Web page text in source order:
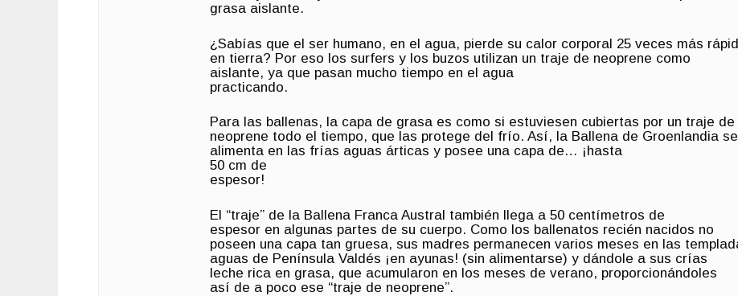
grasa aislante.
¿Sabías que el ser humano, en el agua, pierde su calor corporal 25 veces más
en tierra? Por eso los surfers y los buzos utilizan un traje de neoprene como
aislante, ya que pasan mucho tiempo en el agua
practicando.
Para las ballenas, la capa de grasa es como si estuviesen cubiertas por un traje de
neoprene todo el tiempo, que las protege del frío. Así, la Ballena de Groenlandia se
alimenta en las frías aguas árticas y posee una capa de… ¡hasta
50 cm de
espesor!
El “traje” de la Ballena Franca Austral también llega a 50 centímetros de
espesor en algunas partes de su cuerpo. Como los ballenatos recién nacidos no
poseen una capa tan gruesa, sus madres permanecen varios meses en las
aguas de Península Valdés ¡en ayunas! (sin alimentarse) y dándole a sus crías
leche rica en grasa, que acumularon en los meses de verano, proporcionándoles
así de a poco ese “traje de neoprene”.